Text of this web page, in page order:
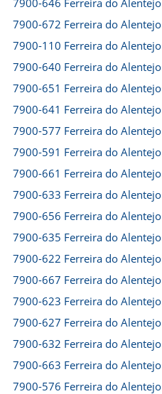
7900-646 Ferreira do Alentejo
7900-672 Ferreira do Alentejo
7900-110 Ferreira do Alentejo
7900-640 Ferreira do Alentejo
7900-651 Ferreira do Alentejo
7900-641 Ferreira do Alentejo
7900-577 Ferreira do Alentejo
7900-591 Ferreira do Alentejo
7900-661 Ferreira do Alentejo
7900-633 Ferreira do Alentejo
7900-656 Ferreira do Alentejo
7900-635 Ferreira do Alentejo
7900-622 Ferreira do Alentejo
7900-667 Ferreira do Alentejo
7900-623 Ferreira do Alentejo
7900-627 Ferreira do Alentejo
7900-632 Ferreira do Alentejo
7900-663 Ferreira do Alentejo
7900-576 Ferreira do Alentejo